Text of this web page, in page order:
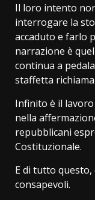
Il loro intento
interrogare la
accaduto e farlo
narrazione è
continua a
staffetta
Infinito è il
nella
repubblicani
Costituzionale.
E di tutto
consapevoli.